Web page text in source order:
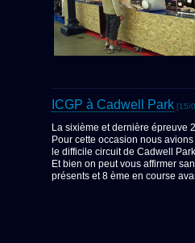
ICGP à Cadwell Park [15/
La sixième et dernière épreuve
Pour cette occasion nous
le difficile circuit de Cadwell
Et bien on peut vous affirmer
présents et 8 ème en course